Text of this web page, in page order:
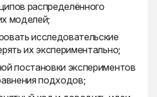
распределённого
моделей;
исследовательские
их экспериментально;
постановки экспериментов
подходов;